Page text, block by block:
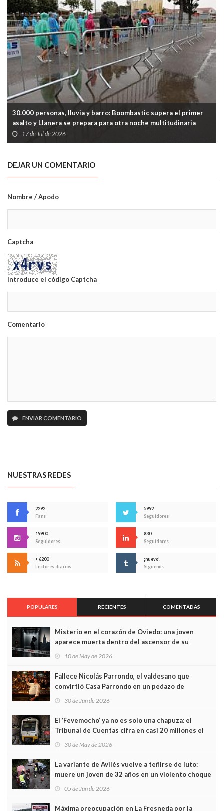
30.000 personas, lluvia y barro: Boombastic supera el primer
asalto y Llanera se prepara para otra noche multitudinaria
17 de Jul de 2026
DEJAR UN COMENTARIO
Nombre / Apodo
Captcha
Introduce el código Captcha
Comentario
ENVIAR COMENTARIO
NUESTRAS REDES
2292
Fans
5992
Seguidores
19900
Seguidores
830
Seguidores
+ 6200
Lectores diarios
¡nuevo!
Síguenos
POPULARES RECIENTES COMENTADAS
Misterio en el corazón de Oviedo: una joven
aparece muerta dentro del ascensor de su
edificio y las cámaras captan sus últimos minutos
10 de May de 2026
Fallece Nicolás Parrondo, el valdesano que
convirtió Casa Parrondo en un pedazo de
Asturias en Madrid
30 de Jun de 2026
El ‘Fevemocho’ ya no es solo una chapuza: el
Tribunal de Cuentas cifra en casi 20 millones el
sobrecoste de los trenes que no cabían por los
30 de May de 2026
La variante de Avilés vuelve a teñirse de luto:
muere un joven de 32 años en un violento choque
frontal
05 de Jun de 2026
Máxima preocupación en La Fresneda por la